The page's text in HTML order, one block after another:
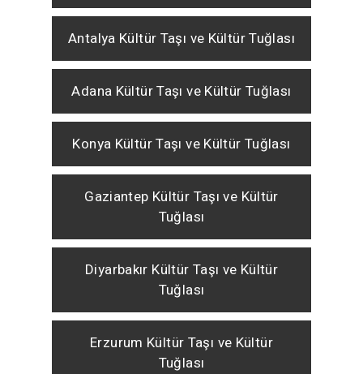
Antalya Kültür Taşı ve Kültür Tuğlası
Adana Kültür Taşı ve Kültür Tuğlası
Konya Kültür Taşı ve Kültür Tuğlası
Gaziantep Kültür Taşı ve Kültür
Tuğlası
Diyarbakır Kültür Taşı ve Kültür
Tuğlası
Erzurum Kültür Taşı ve Kültür
Tuğlası